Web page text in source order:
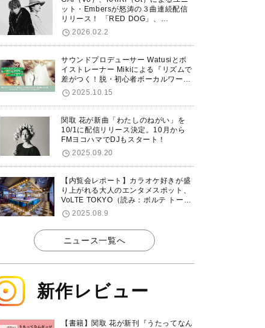
ット・Embersが怒涛の３曲連続配信
リリース！ 「RED DOG」、
「Untitled Hero」に続き、5thシング
ル「De-Marionette」のリリースを発
表！
2026.02.2
サウンドプロデューサー Watusiとボ
イストレーナー Mikiによる『リズムで
差がつく！脱・初心者ボーカルワーク
ショップ』が12/7に渋谷で開催！
2025.10.15
関取 花が新曲「わたしのねがい」を
10/1に配信リリース決定。10月から
FMヨコハマでDJもスタート！
2025.09.20
【内覧会レポート】カラオケ好きが盛
り上がれる大人のエンタメスポット、
VoLTE TOKYO（読み：ボルテ トーキ
ョー）が東京・品川に8/8グランドオ
ープン！
2025.08.9
ニュース一覧へ
新作レビュー
【書籍】関取 花が新刊『うたってなん